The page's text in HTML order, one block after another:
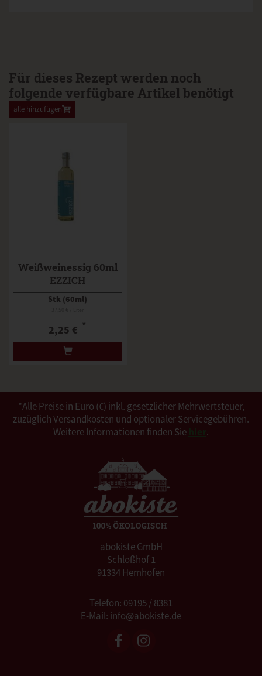
Für dieses Rezept werden noch
folgende verfügbare Artikel benötigt
alle hinzufügen
Weißweinessig 60ml
EZZICH
Stk (60ml)
2,25 € *
*Alle Preise in Euro (€) inkl. gesetzlicher Mehrwertsteuer,
zuzüglich Versandkosten und optionaler Servicegebühren.
Weitere Informationen finden Sie
.
abokiste GmbH
Schloßhof 1
91334 Hemhofen
Telefon: 09195 / 8381
E-Mail: info@abokiste.de